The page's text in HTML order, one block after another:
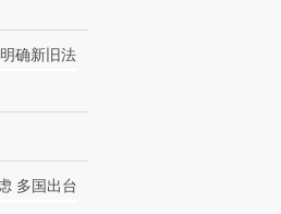
要防空导弹“救急”
确新旧法
多国出台